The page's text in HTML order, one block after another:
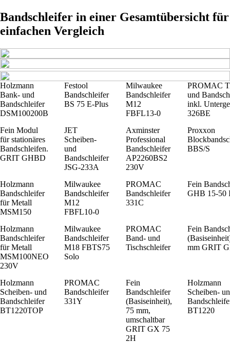
Bandschleifer in einer Gesamtübersicht für
einfachen Vergleich
Holzmann
Bank- und
Bandschleifer
DSM100200B
Festool
Bandschleifer
BS 75 E-Plus
Milwaukee
Bandschleifer
M12
FBFL13-0
PROMAC
und
inkl.
326BE
Fein Modul
für stationäres
Bandschleifen.
GRIT GHBD
JET
Scheiben-
und
Bandschleifer
JSG-233A
Axminster
Professional
Bandschleifer
AP2260BS2
230V
Proxxon
BBS/S
Holzmann
Bandschleifer
für Metall
MSM150
Milwaukee
Bandschleifer
M12
FBFL10-0
PROMAC
Bandschleifer
331C
Fein
GHB 15-50
Holzmann
Bandschleifer
für Metall
MSM100NEO
230V
Milwaukee
Bandschleifer
M18 FBTS75
Solo
PROMAC
Band- und
Tischschleifer
Fein
mm GRIT
Holzmann
Scheiben- und
Bandschleifer
BT1220TOP
PROMAC
Bandschleifer
331Y
Fein
Bandschleifer
(Basiseinheit),
75 mm,
umschaltbar
GRIT GX 75
2H
Holzmann
Scheiben-
BT1220